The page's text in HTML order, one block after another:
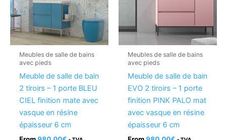
Meubles de salle de bains
avec pieds
Meuble de salle de bain
2 tiroirs – 1 porte BLEU
CIEL finition mate avec
vasque en résine
épaisseur 6 cm
Meubles de salle de bains
avec pieds
Meuble de salle de bain
EVO 2 tiroirs – 1 porte
finition PINK PALO mat
avec vasque en résine
épaisseur 6 cm